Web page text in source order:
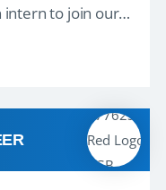
intern to join our
become part
about H...